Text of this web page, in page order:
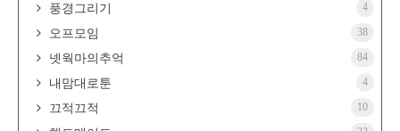
풍경그리기 4
오프모임 38
넷웍마의추억 84
내맘대로툰 4
끄적끄적 10